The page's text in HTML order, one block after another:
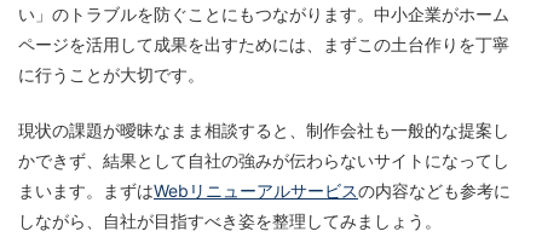
い」のトラブルを防ぐことにもつながります。中小企業がホーム
ページを活用して成果を出すためには、まずこの土台作りを丁寧
に行うことが大切です。
現状の課題が曖昧なまま相談すると、制作会社も一般的な提案し
かできず、結果として自社の強みが伝わらないサイトになってし
まいます。まずはWebリニューアルサービスの内容なども参考に
しながら、自社が目指すべき姿を整理してみましょう。